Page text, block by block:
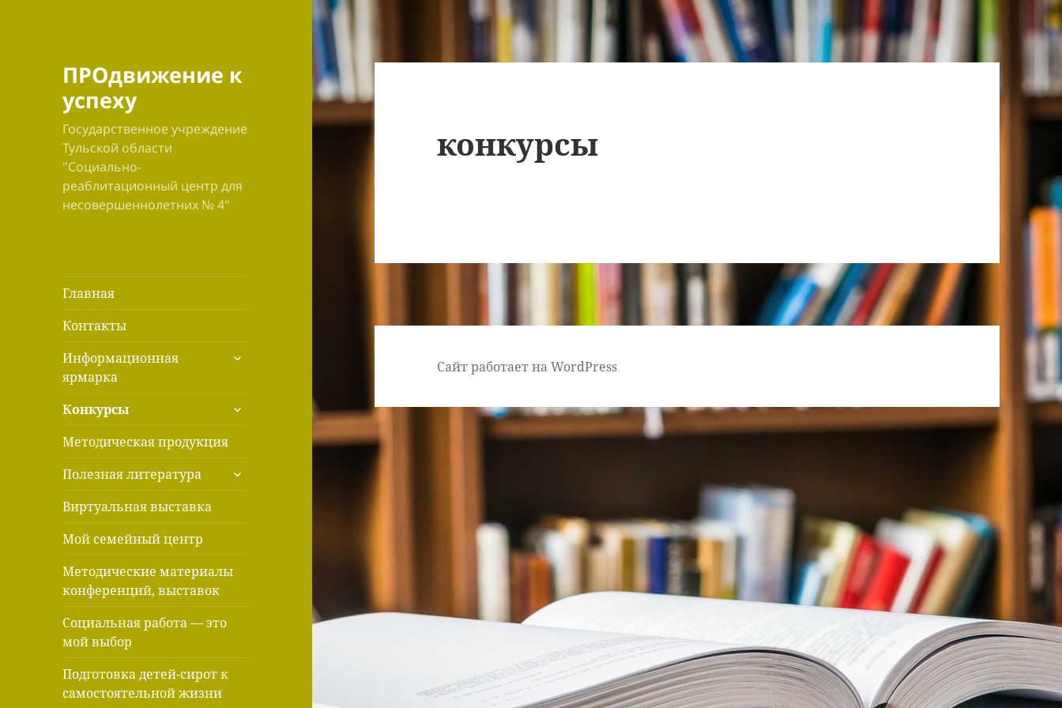
ПРОдвижение к
успеху
Государственное учреждение
Тульской области
"Социально-
реаблитационный центр для
несовершеннолетних № 4"
Главная
Контакты
Информационная
ярмарка
раскрыть
Конкурсы
раскрыть
дочернее
меню
Методическая продукция
Полезная литература
раскрыть
дочернее
Виртуальная выставка
Мой семейный центр
Методические материалы
конференций, выставок
Социальная работа — это
мой выбор
Подготовка детей-сирот к
самостоятельной жизни
конкурсы
Сайт работает на WordPress